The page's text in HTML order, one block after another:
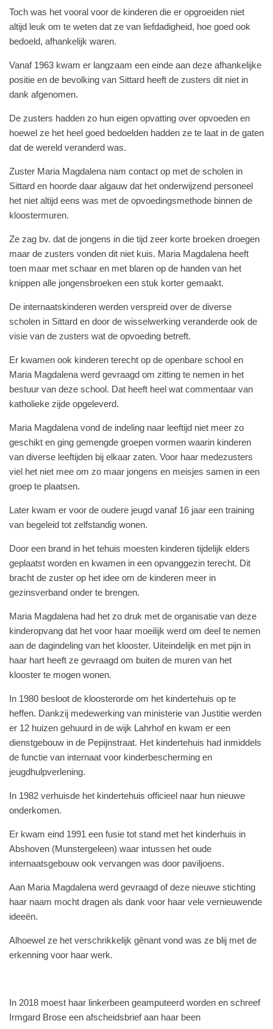
Toch was het vooral voor de kinderen die er opgroeiden niet
altijd leuk om te weten dat ze van liefdadigheid, hoe goed ook
bedoeld, afhankelijk waren.
Vanaf 1963 kwam er langzaam een einde aan deze afhankelijke
positie en de bevolking van Sittard heeft de zusters dit niet in
dank afgenomen.
De zusters hadden zo hun eigen opvatting over opvoeden en
hoewel ze het heel goed bedoelden hadden ze te laat in de gaten
dat de wereld veranderd was.
Zuster Maria Magdalena nam contact op met de scholen in
Sittard en hoorde daar algauw dat het onderwijzend personeel
het niet altijd eens was met de opvoedingsmethode binnen de
kloostermuren.
Ze zag bv. dat de jongens in die tijd zeer korte broeken droegen
maar de zusters vonden dit niet kuis. Maria Magdalena heeft
toen maar met schaar en met blaren op de handen van het
knippen alle jongensbroeken een stuk korter gemaakt.
De internaatskinderen werden verspreid over de diverse
scholen in Sittard en door de wisselwerking veranderde ook de
visie van de zusters wat de opvoeding betreft.
Er kwamen ook kinderen terecht op de openbare school en
Maria Magdalena werd gevraagd om zitting te nemen in het
bestuur van deze school. Dat heeft heel wat commentaar van
katholieke zijde opgeleverd.
Maria Magdalena vond de indeling naar leeftijd niet meer zo
geschikt en ging gemengde groepen vormen waarin kinderen
van diverse leeftijden bij elkaar zaten. Voor haar medezusters
viel het niet mee om zo maar jongens en meisjes samen in een
groep te plaatsen.
Later kwam er voor de oudere jeugd vanaf 16 jaar een training
van begeleid tot zelfstandig wonen.
Door een brand in het tehuis moesten kinderen tijdelijk elders
geplaatst worden en kwamen in een opvanggezin terecht. Dit
bracht de zuster op het idee om de kinderen meer in
gezinsverband onder te brengen.
Maria Magdalena had het zo druk met de organisatie van deze
kinderopvang dat het voor haar moeilijk werd om deel te nemen
aan de dagindeling van het klooster. Uiteindelijk en met pijn in
haar hart heeft ze gevraagd om buiten de muren van het
klooster te mogen wonen.
In 1980 besloot de kloosterorde om het kindertehuis op te
heffen. Dankzij medewerking van ministerie van Justitie werden
er 12 huizen gehuurd in de wijk Lahrhof en kwam er een
dienstgebouw in de Pepijnstraat. Het kindertehuis had inmiddels
de functie van internaat voor kinderbescherming en
jeugdhulpverlening.
In 1982 verhuisde het kindertehuis officieel naar hun nieuwe
onderkomen.
Er kwam eind 1991 een fusie tot stand met het kinderhuis in
Abshoven (Munstergeleen) waar intussen het oude
internaatsgebouw ook vervangen was door paviljoens.
Aan Maria Magdalena werd gevraagd of deze nieuwe stichting
haar naam mocht dragen als dank voor haar vele vernieuwende
ideeën.
Alhoewel ze het verschrikkelijk gênant vond was ze blij met de
erkenning voor haar werk.
In 2018 moest haar linkerbeen geamputeerd worden en schreef
Irmgard Brose een afscheidsbrief aan haar been